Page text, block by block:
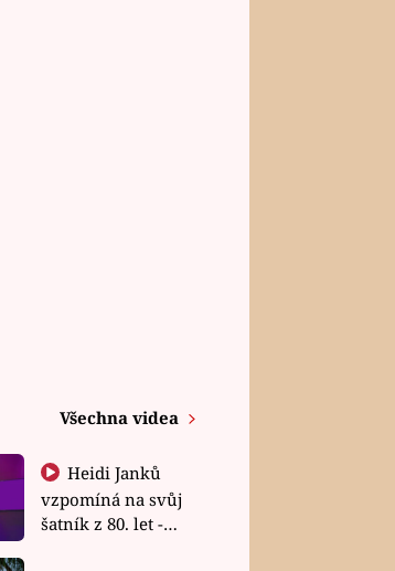
Všechna videa
Heidi Janků
vzpomíná na svůj
šatník z 80. let -